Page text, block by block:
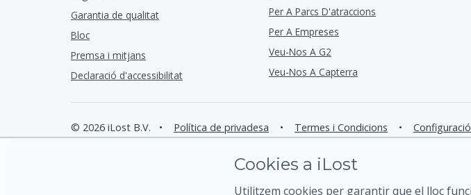
Garantia de qualitat
Bloc
Premsa i mitjans
Declaració d'accessibilitat
Per A Parcs D'atraccions
Per A Empreses
Veu-Nos A G2
Veu-Nos A Capterra
© 2026 iLost B.V. • Política de privadesa • Termes i Condicions •
Cookies a iLost
Utilitzem cookies per garantir que el lloc